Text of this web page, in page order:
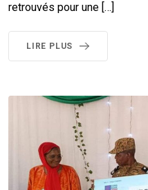
retrouvés pour une […]
LIRE PLUS